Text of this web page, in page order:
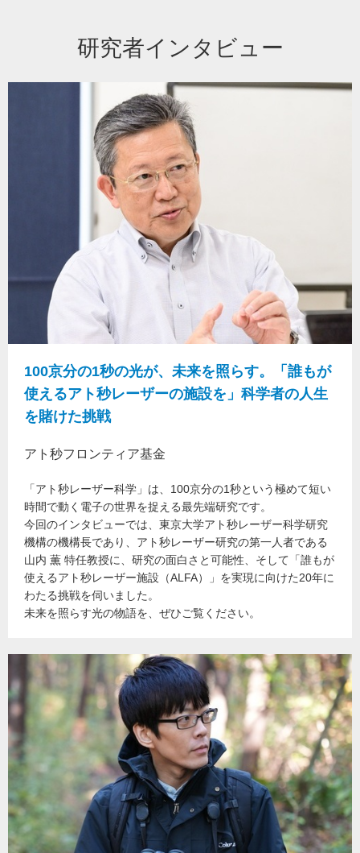
研究者インタビュー
100京分の1秒の光が、未来を照らす。「誰もが
使えるアト秒レーザーの施設を」科学者の人生
を賭けた挑戦
アト秒フロンティア基金
「アト秒レーザー科学」は、100京分の1秒という極めて短い
時間で動く電子の世界を捉える最先端研究です。
今回のインタビューでは、東京大学アト秒レーザー科学研究
機構の機構長であり、アト秒レーザー研究の第一人者である
山内 薫 特任教授に、研究の面白さと可能性、そして「誰もが
使えるアト秒レーザー施設（ALFA）」を実現に向けた20年に
わたる挑戦を伺いました。
未来を照らす光の物語を、ぜひご覧ください。